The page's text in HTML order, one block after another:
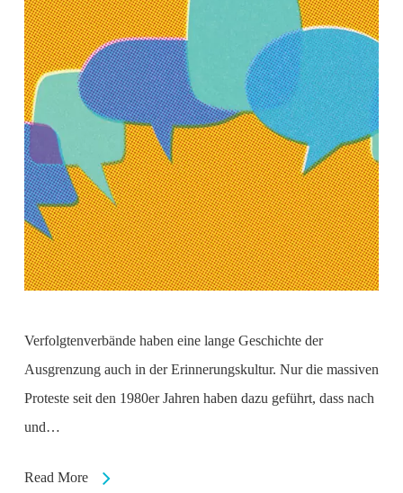
Verfolgtenverbände haben eine lange Geschichte der
Ausgrenzung auch in der Erinnerungskultur. Nur die massiven
Proteste seit den 1980er Jahren haben dazu geführt, dass nach
und…
Read More